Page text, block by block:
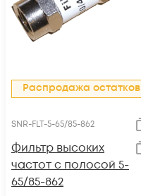
Распродажа остатков
SNR-FLT-5-65/85-862
Фильтр высоких
частот с полосой 5-
65/85-862